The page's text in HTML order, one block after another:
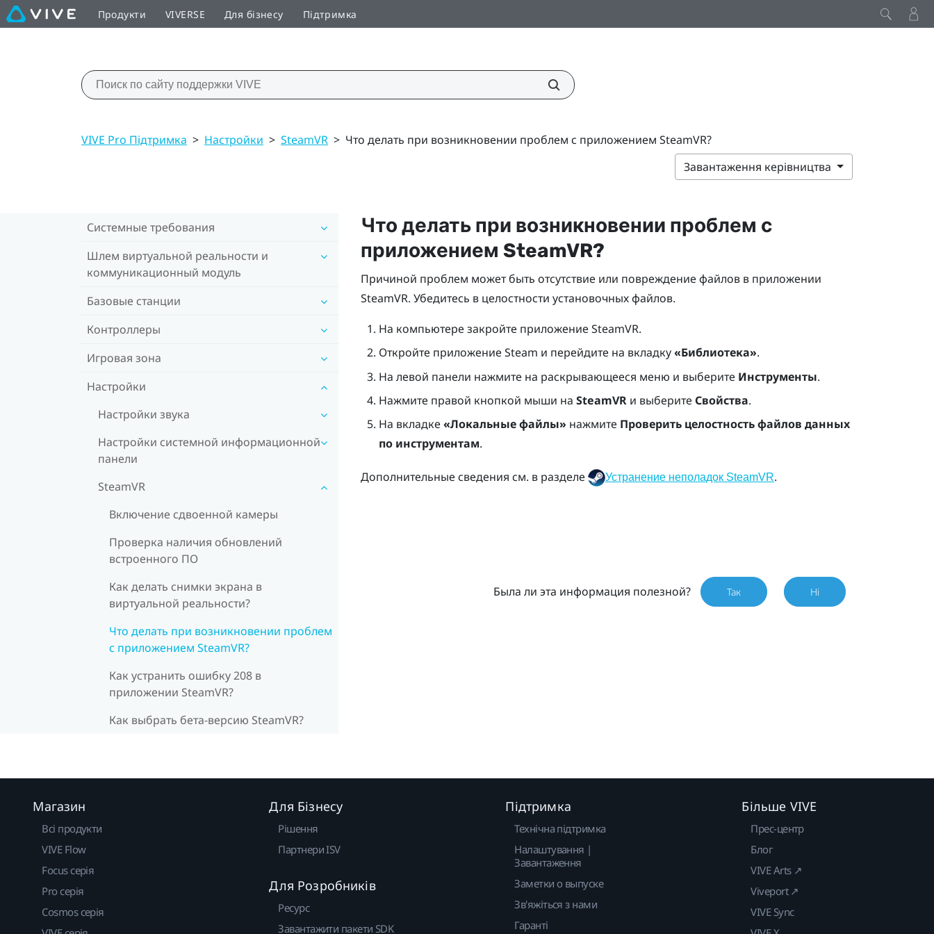
Продукти VIVERSE Для бізнесу Підтримка
VIVE Pro Підтримка > Настройки > SteamVR > Что делать при возникновении проблем с приложением SteamVR?
Завантаження керівництва
Системные требования
Шлем виртуальной реальности и
коммуникационный модуль
Базовые станции
Контроллеры
Игровая зона
Настройки
Настройки звука
Настройки системной информационной
панели
SteamVR
Включение сдвоенной камеры
Проверка наличия обновлений
встроенного ПО
Как делать снимки экрана в
виртуальной реальности?
Что делать при возникновении проблем
с приложением SteamVR?
Как устранить ошибку 208 в
приложении SteamVR?
Как выбрать бета-версию SteamVR?
Что делать при возникновении проблем с
приложением SteamVR?
Причиной проблем может быть отсутствие или повреждение файлов в приложении
SteamVR. Убедитесь в целостности установочных файлов.
На компьютере закройте приложение SteamVR.
Откройте приложение Steam и перейдите на вкладку«Библиотека».
На левой панели нажмите на раскрывающееся меню и выберите Инструменты.
Нажмите правой кнопкой мыши на SteamVRи выберите Свойства.
На вкладке «Локальные файлы» нажмите Проверить целостность файлов данных
по инструментам.
Дополнительные сведения см. в разделе Устранение неполадок SteamVR.
Была ли эта информация полезной? Так Ні
Магазин
Всі продукти
VIVE Flow
Focus серія
Pro серія
Cosmos серія
Для Бізнесу
Рішення
Партнери ISV
Для Розробників
Ресурс
Завантажити пакети SDK
Підтримка
Технічна підтримка
Налаштування |
Завантаження
Заметки о выпуске
Зв'яжіться з нами
Гаранті
Більше VIVE
Прес-центр
Блог
VIVE Arts ↗
Viveport ↗
VIVE Sync